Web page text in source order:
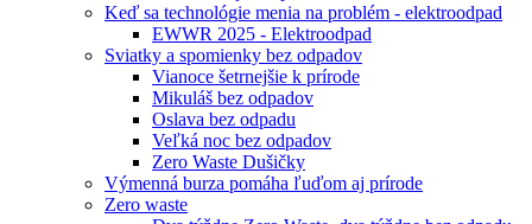
Keď sa technológie menia na problém - elektroodpad
EWWR 2025 - Elektroodpad
Sviatky a spomienky bez odpadov
Vianoce šetrnejšie k prírode
Mikuláš bez odpadov
Oslava bez odpadu
Veľká noc bez odpadov
Zero Waste Dušičky
Výmenná burza pomáha ľuďom aj prírode
Zero waste